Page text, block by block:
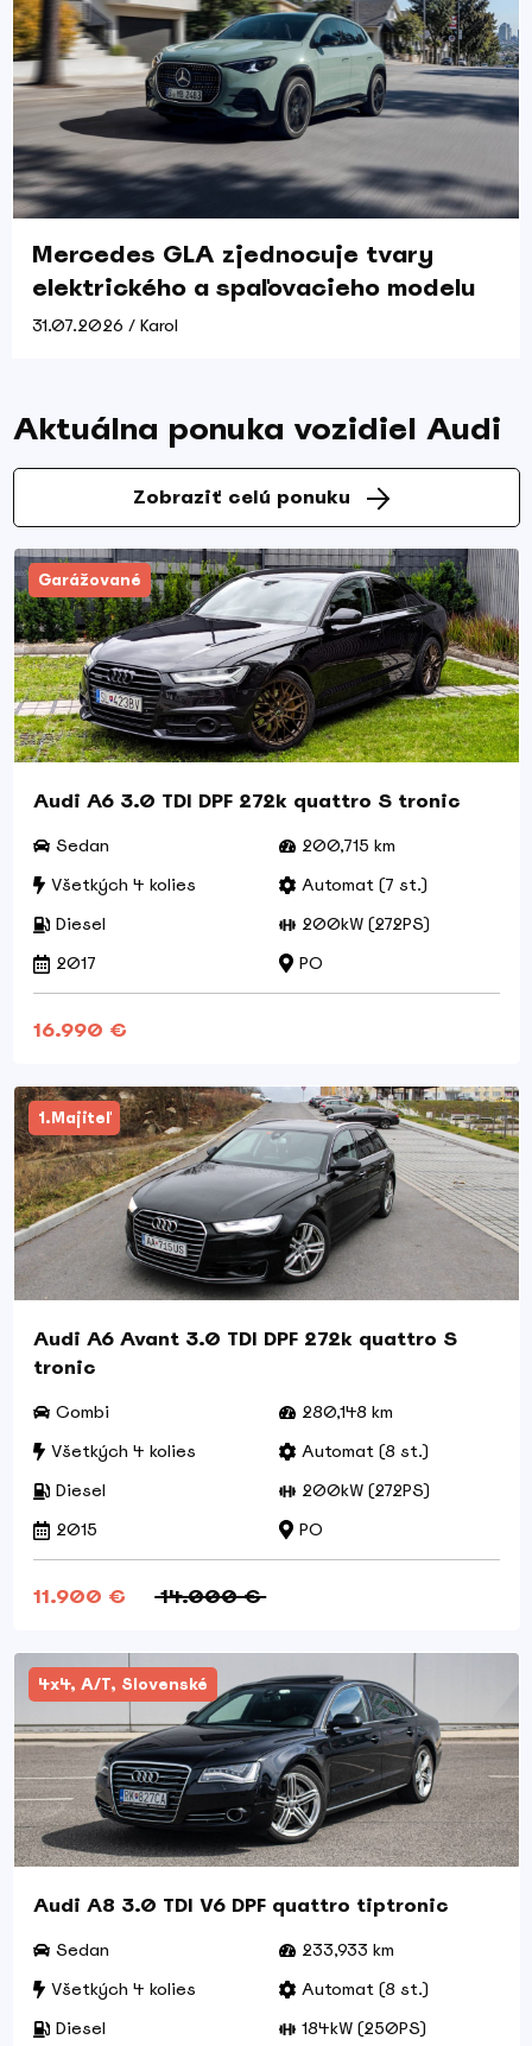
Mercedes GLA zjednocuje tvary
elektrického a spaľovacieho modelu
31.07.2026 / Karol
Aktuálna ponuka vozidiel Audi
Zobraziť celú ponuku
Garážované
Audi A6 3.0 TDI DPF 272k quattro S tronic
Sedan
200,715 km
Všetkých 4 kolies
Automat (7 st.)
Diesel
200kW (272PS)
2017
PO
16.990 €
1.Majiteľ
Audi A6 Avant 3.0 TDI DPF 272k quattro S
tronic
Combi
280,148 km
Všetkých 4 kolies
Automat (8 st.)
Diesel
200kW (272PS)
2015
PO
11.900 € 14.000 €
4x4, A/T, Slovenské
Audi A8 3.0 TDI V6 DPF quattro tiptronic
Sedan
233,933 km
Všetkých 4 kolies
Automat (8 st.)
Diesel
184kW (250PS)